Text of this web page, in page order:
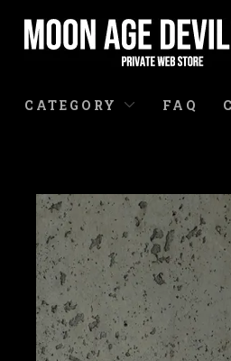
CATEGORY FAQ